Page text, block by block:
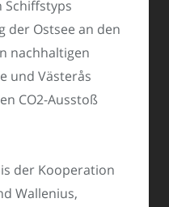
Schiffstyps
der Ostsee an den
nachhaltigen
und Västerås
CO2-Ausstoß
der Kooperation
Wallenius,